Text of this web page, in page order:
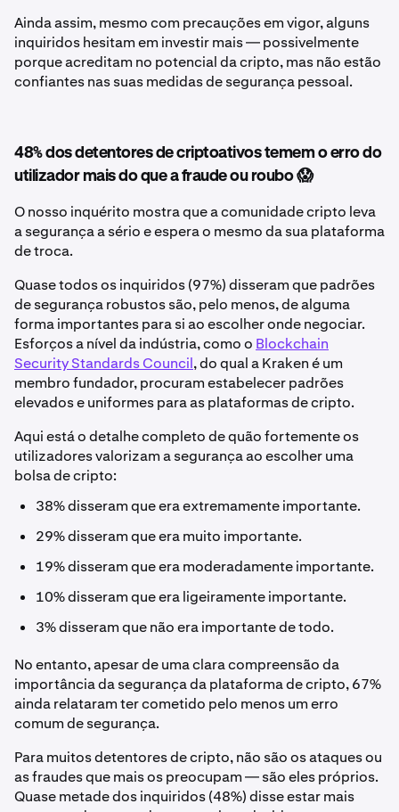
Ainda assim, mesmo com precauções em vigor, alguns
inquiridos hesitam em investir mais — possivelmente
porque acreditam no potencial da cripto, mas não estão
confiantes nas suas medidas de segurança pessoal.
48% dos detentores de criptoativos temem o erro do
utilizador mais do que a fraude ou roubo 😱
O nosso inquérito mostra que a comunidade cripto leva
a segurança a sério e espera o mesmo da sua plataforma
de troca.
Quase todos os inquiridos (97%) disseram que padrões
de segurança robustos são, pelo menos, de alguma
forma importantes para si ao escolher onde negociar.
Esforços a nível da indústria, como o Blockchain
Security Standards Council, do qual a Kraken é um
membro fundador, procuram estabelecer padrões
elevados e uniformes para as plataformas de cripto.
Aqui está o detalhe completo de quão fortemente os
utilizadores valorizam a segurança ao escolher uma
bolsa de cripto:
38% disseram que era extremamente importante.
29% disseram que era muito importante.
19% disseram que era moderadamente importante.
10% disseram que era ligeiramente importante.
3% disseram que não era importante de todo.
No entanto, apesar de uma clara compreensão da
importância da segurança da plataforma de cripto, 67%
ainda relataram ter cometido pelo menos um erro
comum de segurança.
Para muitos detentores de cripto, não são os ataques ou
as fraudes que mais os preocupam — são eles próprios.
Quase metade dos inquiridos (48%) disse estar mais